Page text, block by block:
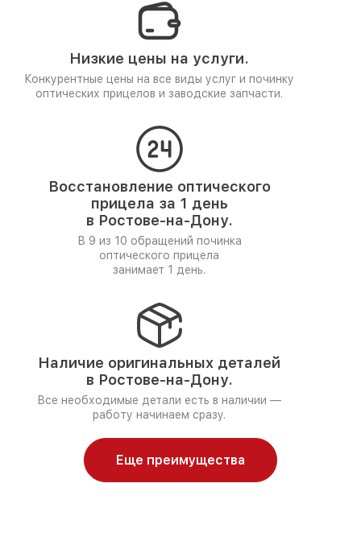
Низкие цены на услуги.
Конкурентные цены на все виды услуг и починку
оптических прицелов и заводские запчасти.
Восстановление оптического
прицела за 1 день
в Ростове-на-Дону.
В 9 из 10 обращений починка
оптического прицела
занимает 1 день.
Наличие оригинальных деталей
в Ростове-на-Дону.
Все необходимые детали есть в наличии —
работу начинаем сразу.
Еще преимущества